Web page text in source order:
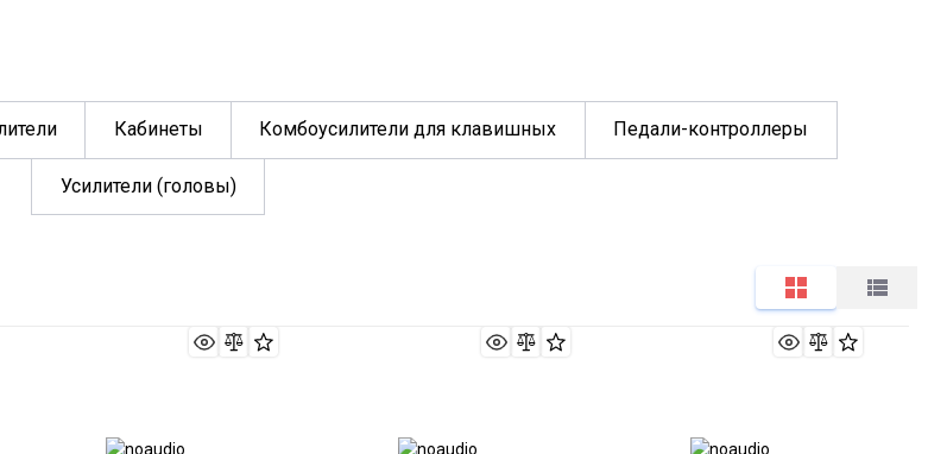
Кабинеты Комбоусилители для клавишных Педали-контроллеры
Усилители (головы)